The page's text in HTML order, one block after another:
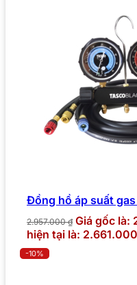
Đồng hồ áp suất gas
2.957.000₫ Giá gốc là:
hiện tại là:
-10%